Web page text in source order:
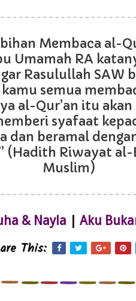
Membaca al-
Umamah RA
Rasulullah SAW
semua
al-Qur’an itu
syafaat
dan beramal
(Hadith Riwayat
Muslim)
& Nayla | Aku
This: